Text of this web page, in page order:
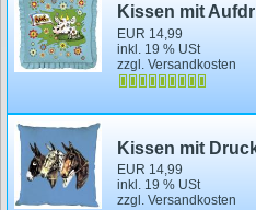
EUR 14,99
inkl. 19 % USt
zzgl. Versandkosten
Kissen mit
EUR 14,99
inkl. 19 % USt
zzgl. Versandkosten